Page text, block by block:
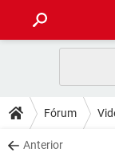
CELULAR
OUTLOOK
DICAS
JOGOS
DOWNLOADS
Fórum
Anterior